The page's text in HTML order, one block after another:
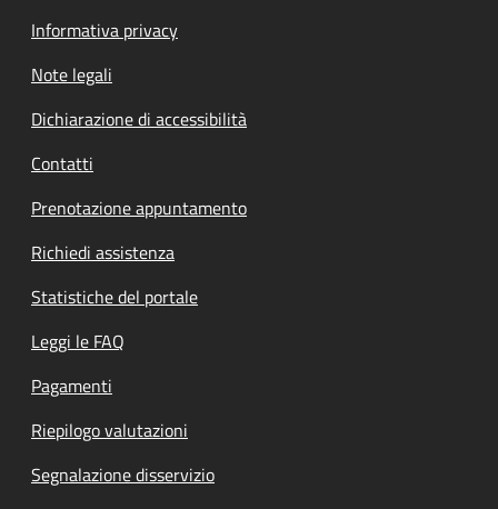
Informativa privacy
Note legali
Dichiarazione di accessibilità
Contatti
Prenotazione appuntamento
Richiedi assistenza
Statistiche del portale
Leggi le FAQ
Pagamenti
Riepilogo valutazioni
Segnalazione disservizio